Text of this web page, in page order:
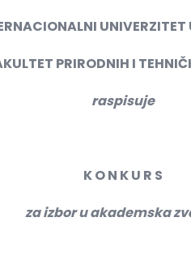
UNIVERZITET
PRIRODNIH I
raspisuje
K O N K U R S
za izbor u akademska